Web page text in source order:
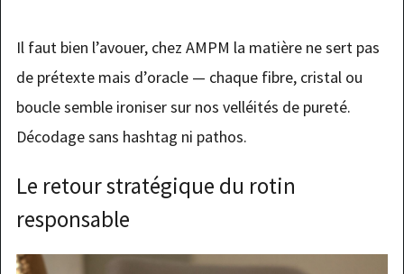
Il faut bien l’avouer, chez AMPM la matière ne sert pas
de prétexte mais d’oracle — chaque fibre, cristal ou
boucle semble ironiser sur nos velléités de pureté.
Décodage sans hashtag ni pathos.
Le retour stratégique du rotin
responsable